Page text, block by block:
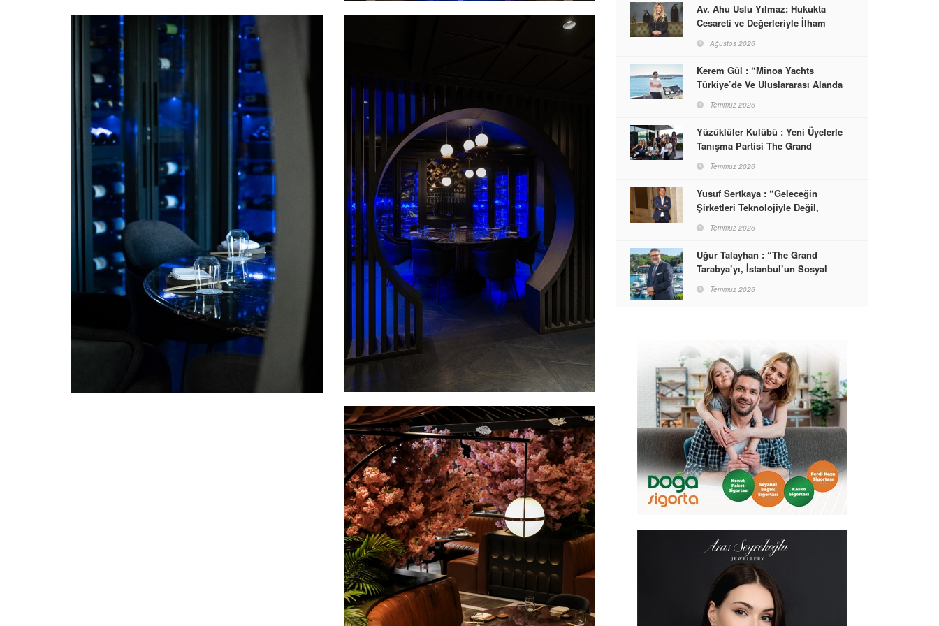
Av. Ahu Uslu Yılmaz: Hukukta
Cesareti ve Değerleriyle İlham
Ağustos 2026
Kerem Gül : “Minoa Yachts
Türkiye’de Ve Uluslararası Alanda
Markası Olacak”
Temmuz 2026
Yüzüklüler Kulübü : Yeni Üyelerle
Tanışma Partisi The Grand
Temmuz 2026
Yusuf Sertkaya : “Geleceğin
Şirketleri Teknolojiyle Değil,
Temmuz 2026
Uğur Talayhan : “The Grand
Tarabya’yı, İstanbul’un Sosyal
Destinasyon Haline Getirmeyi
Temmuz 2026